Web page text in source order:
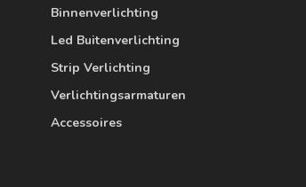
Binnenverlichting
Led Buitenverlichting
Strip Verlichting
Verlichtingsarmaturen
Accessoires